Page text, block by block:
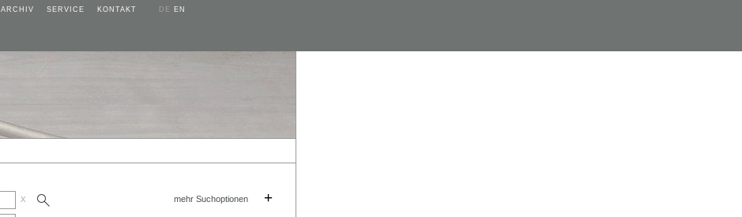
ARCHIV SERVICE KONTAKT DE EN
x mehr Suchoptionen +